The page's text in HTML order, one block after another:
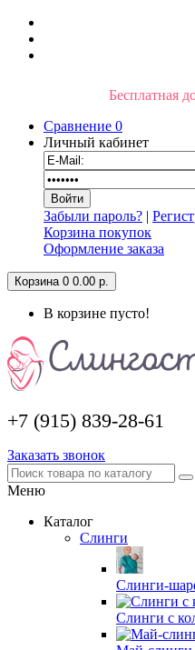
Бесплатная
Сравнение 0
Личный кабинет
Забыли пароль? |
Корзина покупок
Оформление заказа
Корзина 0 0.00 р.
В корзине пусто!
+7 (915) 839-28-61
Заказать звонок
Меню
Каталог
Слинги
Слинги-
Слинги с